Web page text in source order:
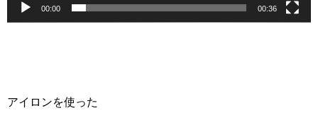
00:00 00:36
アイロンを使った